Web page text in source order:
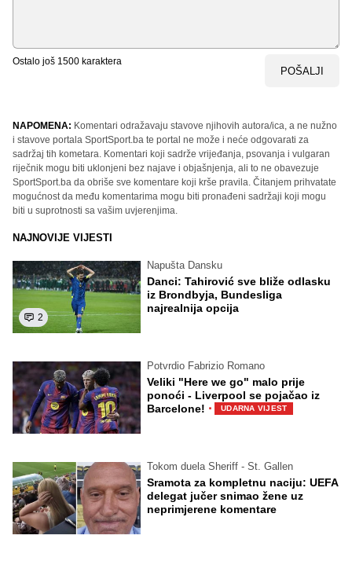
Ostalo još 1500 karaktera
POŠALJI
NAPOMENA: Komentari odražavaju stavove njihovih autora/ica, a ne nužno
i stavove portala SportSport.ba te portal ne može i neće odgovarati za
sadržaj tih kometara. Komentari koji sadrže vrijeđanja, psovanja i vulgaran
riječnik mogu biti uklonjeni bez najave i objašnjenja, ali to ne obavezuje
SportSport.ba da obriše sve komentare koji krše pravila. Čitanjem prihvatate
mogućnost da među komentarima mogu biti pronađeni sadržaji koji mogu
biti u suprotnosti sa vašim uvjerenjima.
NAJNOVIJE VIJESTI
2
Napušta Dansku
Danci: Tahirović sve bliže odlasku
iz Brondbyja, Bundesliga
najrealnija opcija
Potvrdio Fabrizio Romano
Veliki "Here we go" malo prije
ponoći - Liverpool se pojačao iz
Barcelone! · UDARNA VIJEST
Tokom duela Sheriff - St. Gallen
Sramota za kompletnu naciju: UEFA
delegat jučer snimao žene uz
neprimjerene komentare